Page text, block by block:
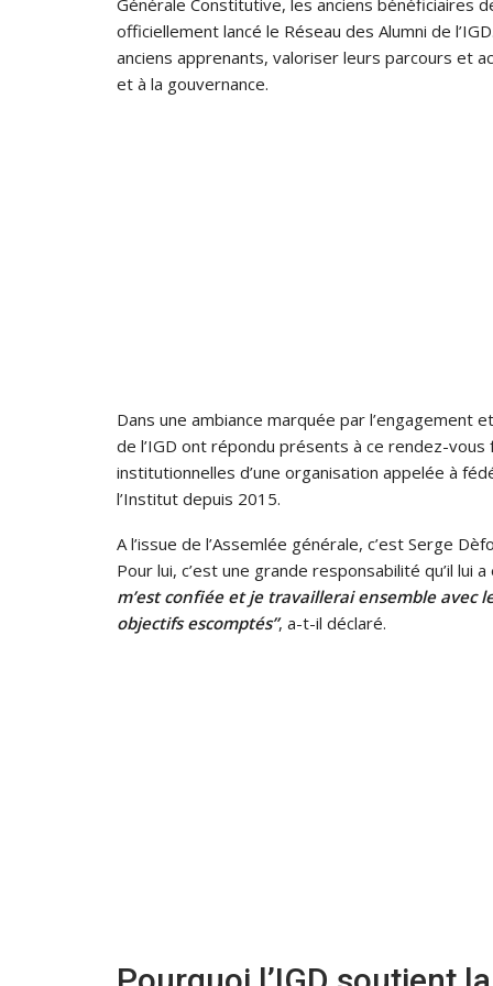
officiellement lancé le Réseau des Alumni de
anciens apprenants, valoriser leurs parcours et
et à la gouvernance.
Dans une ambiance marquée par l’engagement
de l’IGD ont répondu présents à ce rendez-
institutionnelles d’une organisation appelée à
l’Institut depuis 2015.
A l’issue de l’Assemlée générale, c’est Serge
Pour lui, c’est une grande responsabilité qu’il lui
m’est confiée et je travaillerai ensemble
objectifs escomptés”, a-t-il déclaré.